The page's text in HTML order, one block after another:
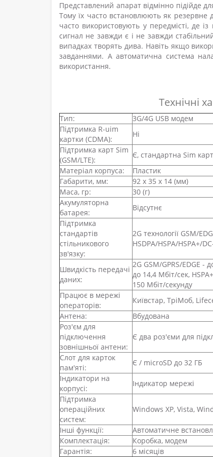
Представлений апарат відмінно підійде
Тому їх часто встановлюють як резервне
часто використовують у передмісті, де
сигнал не завжди є і не завжди
випадках творять дива. Навіть якщо
завданнями. А автоматична система
використання.
Технічні
Тип:
3G/4G USB модем
Підтримка R-uim
картки (CDMA):
Ні
Підтримка карт Sim
(GSM/LTE):
Є, стандартна Sim
Матеріал корпуса:
Пластик
Габарити, мм:
92 х 35 х 14 (мм)
Маса, гр:
30 (г)
Акумуляторна
батарея:
Відсутнє
Підтримка
стандартів
стільникового
зв'язку:
2G технології GSM/
HSDPA/HSPA/HSPA+/
Швидкість передачі
даних:
2G GSM/GPRS/EDGE -
до 14,4 Мбіт/сек,
150 Мбіт/секунду
Працює в мережі
операторів:
Київстар, ТріМоб,
Антена:
Вбудована
Роз'єм для
підключення
зовнішньої антени:
Є два роз'єми для
Слот для карток
пам'яті:
Є / microSD до 32 ГБ
Індикатори на
корпусі:
Індикатор мережі
Підтримка
операційних
систем:
Windows XP, Vista,
Інші функції:
Автоматичне
Комплектація:
Коробка, модем
Гарантія:
6 місяців